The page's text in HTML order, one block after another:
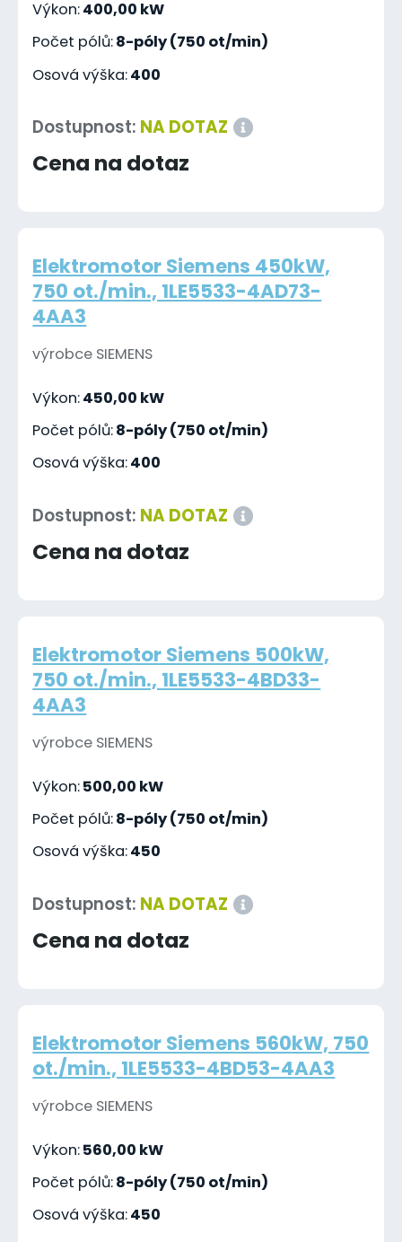
Výkon:400,00 kW
Počet pólů:8-póly (750 ot/min)
Osová výška:400
Dostupnost: NA DOTAZ
Cena na dotaz
Elektromotor Siemens 450kW,
750 ot./min., 1LE5533-4AD73-
4AA3
výrobce SIEMENS
Výkon:450,00 kW
Počet pólů:8-póly (750 ot/min)
Osová výška:400
Dostupnost: NA DOTAZ
Cena na dotaz
Elektromotor Siemens 500kW,
750 ot./min., 1LE5533-4BD33-
4AA3
výrobce SIEMENS
Výkon:500,00 kW
Počet pólů:8-póly (750 ot/min)
Osová výška:450
Dostupnost: NA DOTAZ
Cena na dotaz
Elektromotor Siemens 560kW, 750
ot./min., 1LE5533-4BD53-4AA3
výrobce SIEMENS
Výkon:560,00 kW
Počet pólů:8-póly (750 ot/min)
Osová výška:450